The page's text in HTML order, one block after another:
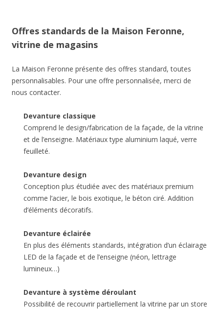
Offres standards de la Maison Feronne,
vitrine de magasins
La Maison Feronne présente des offres standard, toutes
personnalisables. Pour une offre personnalisée, merci de
nous contacter.
Devanture classique
Comprend le design/fabrication de la façade, de la vitrine
et de l’enseigne. Matériaux type aluminium laqué, verre
feuilleté.
Devanture design
Conception plus étudiée avec des matériaux premium
comme l’acier, le bois exotique, le béton ciré. Addition
d’éléments décoratifs.
Devanture éclairée
En plus des éléments standards, intégration d’un éclairage
LED de la façade et de l’enseigne (néon, lettrage
lumineux…)
Devanture à système déroulant
Possibilité de recouvrir partiellement la vitrine par un store